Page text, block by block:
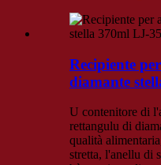
Recipiente
diamante
U contenitore di
rettangulu di
qualità
stretta, l'anellu di